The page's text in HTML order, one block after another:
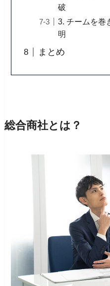
破
3. チームを巻
明
まとめ
総合商社とは？